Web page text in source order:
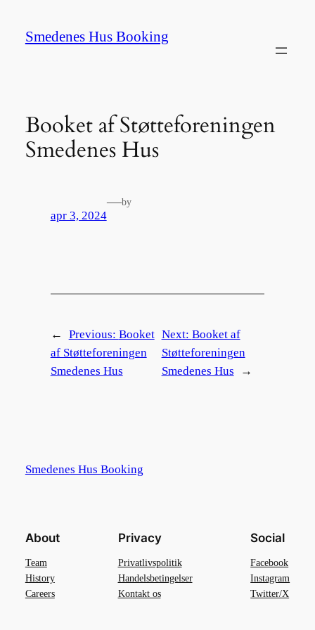
indholdSmedenes Hus Booking
Booket af Støtteforeningen
Smedenes Hus
apr 3, 2024
—by
← Previous: Booket
af Støtteforeningen
Smedenes Hus
Next: Booket af
Støtteforeningen
Smedenes Hus
→
Smedenes Hus Booking
About
Team
History
Careers
Privacy
Privatlivspolitik
Handelsbetingelser
Kontakt os
Social
Facebook
Instagram
Twitter/X